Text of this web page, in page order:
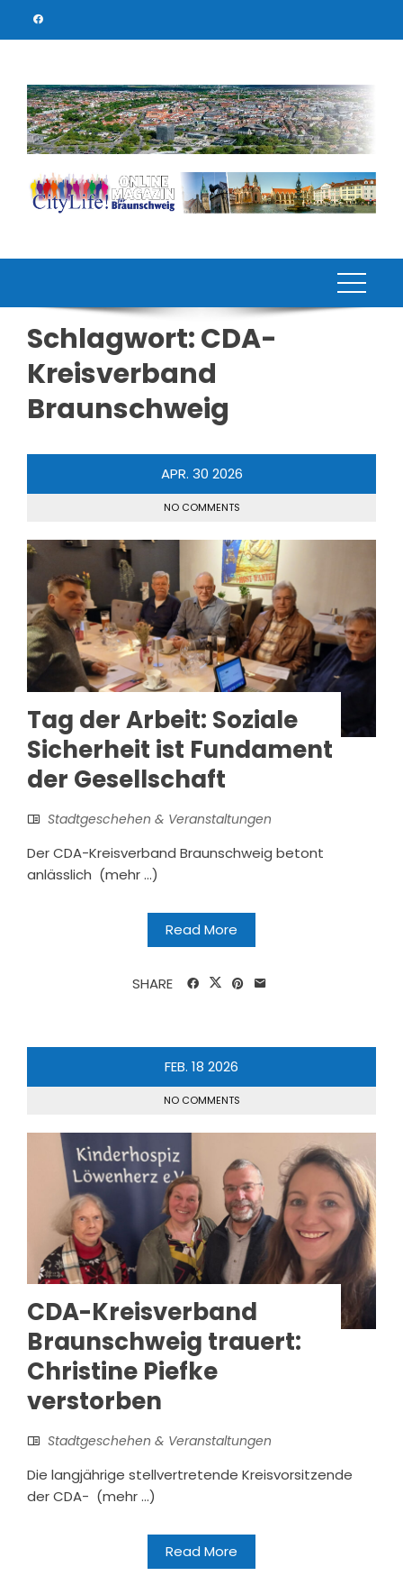
Schlagwort:CDA-
Kreisverband
Braunschweig
APR. 30 2026
NO COMMENTS
Tag der Arbeit: Soziale
Sicherheit ist Fundament
der Gesellschaft
Stadtgeschehen & Veranstaltungen
Der CDA-Kreisverband Braunschweig betont
anlässlich (mehr …)
Read More
SHARE
FEB. 18 2026
NO COMMENTS
CDA-Kreisverband
Braunschweig trauert:
Christine Piefke
verstorben
Stadtgeschehen & Veranstaltungen
Die langjährige stellvertretende Kreisvorsitzende
der CDA- (mehr …)
Read More